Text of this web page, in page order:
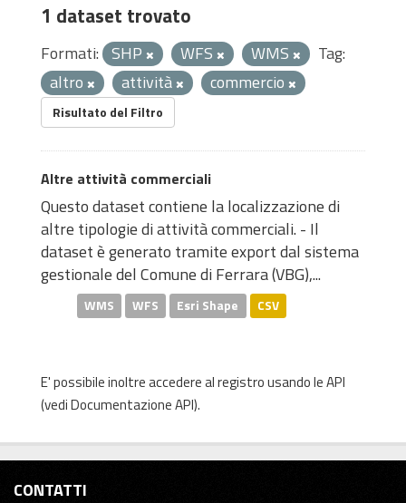
1 dataset trovato
Formati: SHP WFS WMS
Tag:
altro
attività commercio
Risultato del Filtro
Altre attività commerciali
Questo dataset contiene la localizzazione di
altre tipologie di attività commerciali. - Il
dataset è generato tramite export dal sistema
gestionale del Comune di Ferrara (VBG),...
WMS WFS Esri Shape CSV
E' possibile inoltre accedere al registro usando leAPI
(vediDocumentazione API).
CONTATTI